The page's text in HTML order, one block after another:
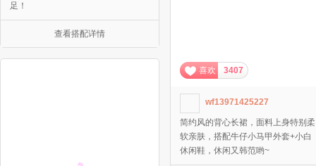
足！
查看搭配详情
喜欢 3407
wf13971425227
简约风的背心长裙，面料上身特别柔
软亲肤，搭配牛仔小马甲外套+小白
休闲鞋，休闲又韩范哟~